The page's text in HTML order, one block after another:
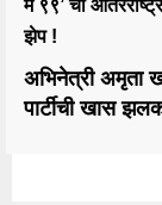
मे ९९’ ची
झेप !
अभिनेत्री अमृता
पार्टीची खास